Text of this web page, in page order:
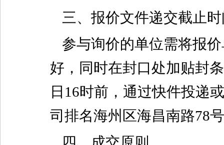
三、报价文件递交截止
参与询价的单位需将报
好，同时在封口处加贴封
日16时前，通过快件投递
司排名海州区海昌南路78